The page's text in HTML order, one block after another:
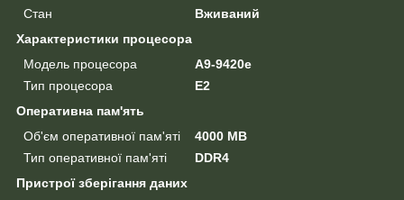
Стан
Вживаний
Характеристики процесора
Модель процесора
A9-9420e
Тип процесора
E2
Оперативна пам'ять
Об'єм оперативної пам'яті
4000 MB
Тип оперативної пам'яті
DDR4
Пристрої зберігання даних